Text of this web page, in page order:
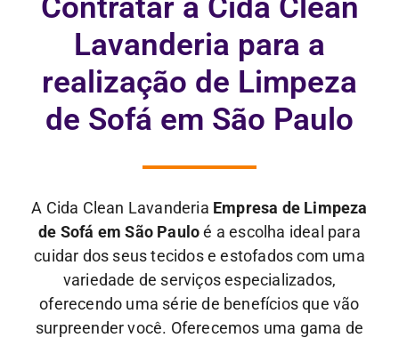
Contratar a Cida Clean
Lavanderia para a
realização de Limpeza
de Sofá em São Paulo
A Cida Clean Lavanderia Empresa de Limpeza
de Sofá em São Pauloé a escolha ideal para
cuidar dos seus tecidos e estofados com uma
variedade de serviços especializados,
oferecendo uma série de benefícios que vão
surpreender você. Oferecemos uma gama de